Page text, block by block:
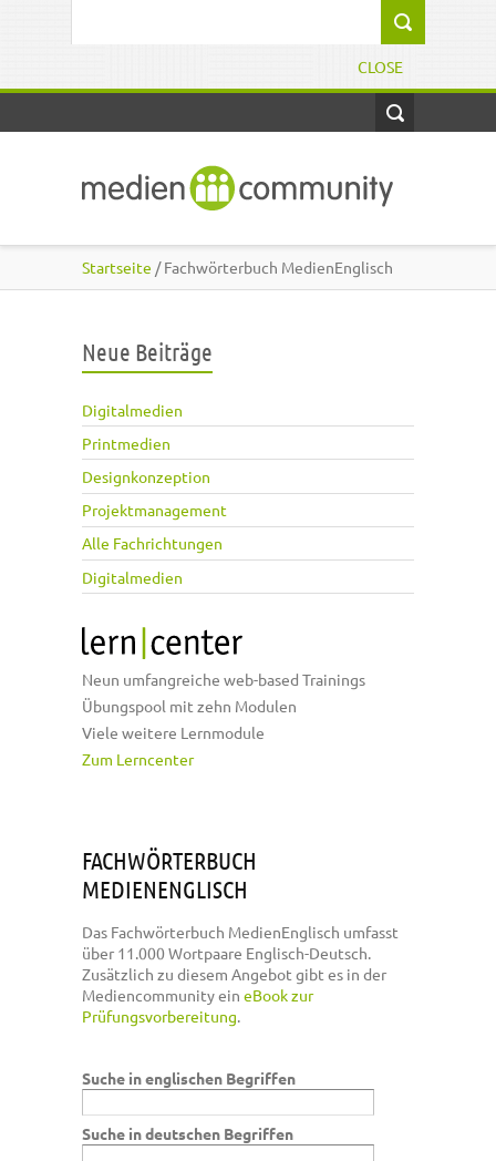
CLOSE
Startseite / Fachwörterbuch MedienEnglisch
Neue Beiträge
Digitalmedien
Printmedien
Designkonzeption
Projektmanagement
Alle Fachrichtungen
Digitalmedien
Neun umfangreiche web-based Trainings
Übungspool mit zehn Modulen
Viele weitere Lernmodule
Zum Lerncenter
FACHWÖRTERBUCH
MEDIENENGLISCH
Das Fachwörterbuch MedienEnglisch umfasst
über 11.000 Wortpaare Englisch-Deutsch.
Zusätzlich zu diesem Angebot gibt es in der
Mediencommunity ein eBook zur
Prüfungsvorbereitung.
Suche in englischen Begriffen
Suche in deutschen Begriffen